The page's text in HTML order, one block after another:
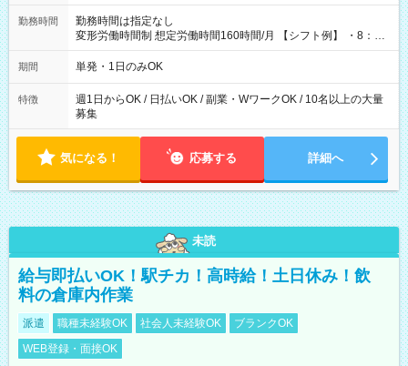
勤務時間
勤務時間は指定なし
変形労働時間制 想定労働時間160時間/月 【シフト例】 ・8：00
～21：00
期間 単発・1日のみOK
特徴
週1日からOK / 日払いOK / 副業・WワークOK / 10名以上の大量
募集
気になる！ 応募する 詳細へ
未読
給与即払いOK！駅チカ！高時給！土日休み！飲
料の倉庫内作業
派遣 職種未経験OK 社会人未経験OK
ブランクOK
WEB登録・面接OK